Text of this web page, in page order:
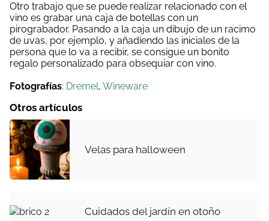
Otro trabajo que se puede realizar relacionado con el
vino es grabar una caja de botellas con un
pirograbador. Pasando a la caja un dibujo de un racimo
de uvas, por ejemplo, y añadiendo las iniciales de la
persona que lo va a recibir, se consigue un bonito
regalo personalizado para obsequiar con vino.
Fotografías: Dremel, Wineware
Otros artículos
Velas para halloween
Cuidados del jardín en otoño